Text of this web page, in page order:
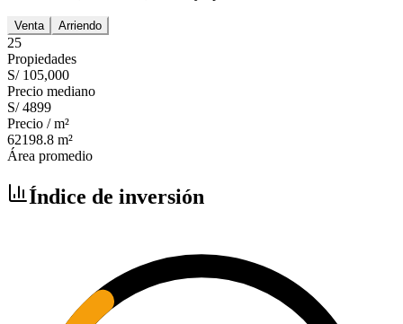
Venta Arriendo
25
Propiedades
S/ 105,000
Precio mediano
S/ 4899
Precio / m²
62198.8 m²
Área promedio
Índice de inversión